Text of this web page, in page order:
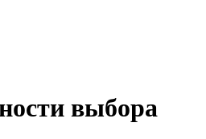
выбора